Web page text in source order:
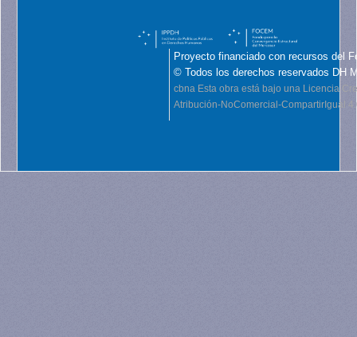
Proyecto financiado con recursos del
© Todos los derechos reservados DH
cbna Esta obra está bajo una Licencia
Atribución-NoComercial-CompartirIgual